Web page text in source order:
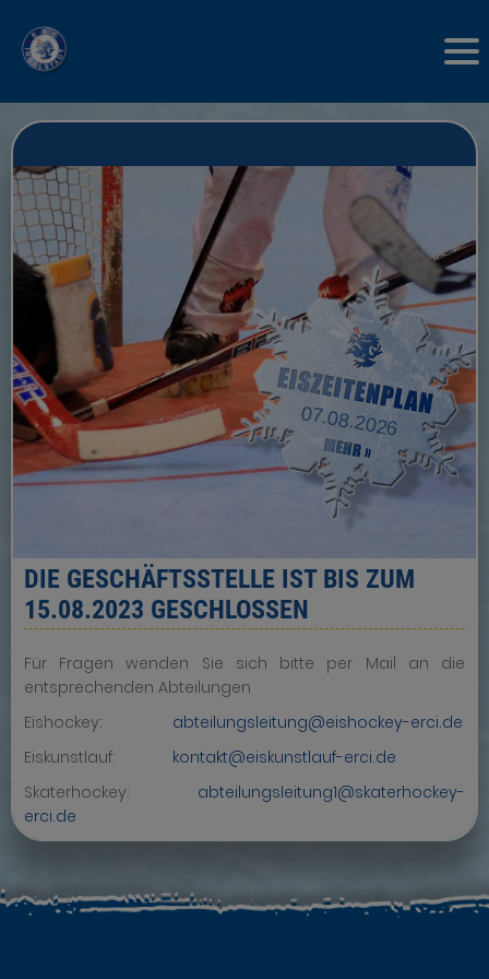
07.08.2026
DIE GESCHÄFTSSTELLE IST BIS ZUM
15.08.2023 GESCHLOSSEN
Für Fragen wenden Sie sich bitte per Mail an die
entsprechenden Abteilungen
Eishockey: abteilungsleitung@eishockey-erci.de
Eiskunstlauf: kontakt@eiskunstlauf-erci.de
Skaterhockey: abteilungsleitung1@skaterhockey-
erci.de